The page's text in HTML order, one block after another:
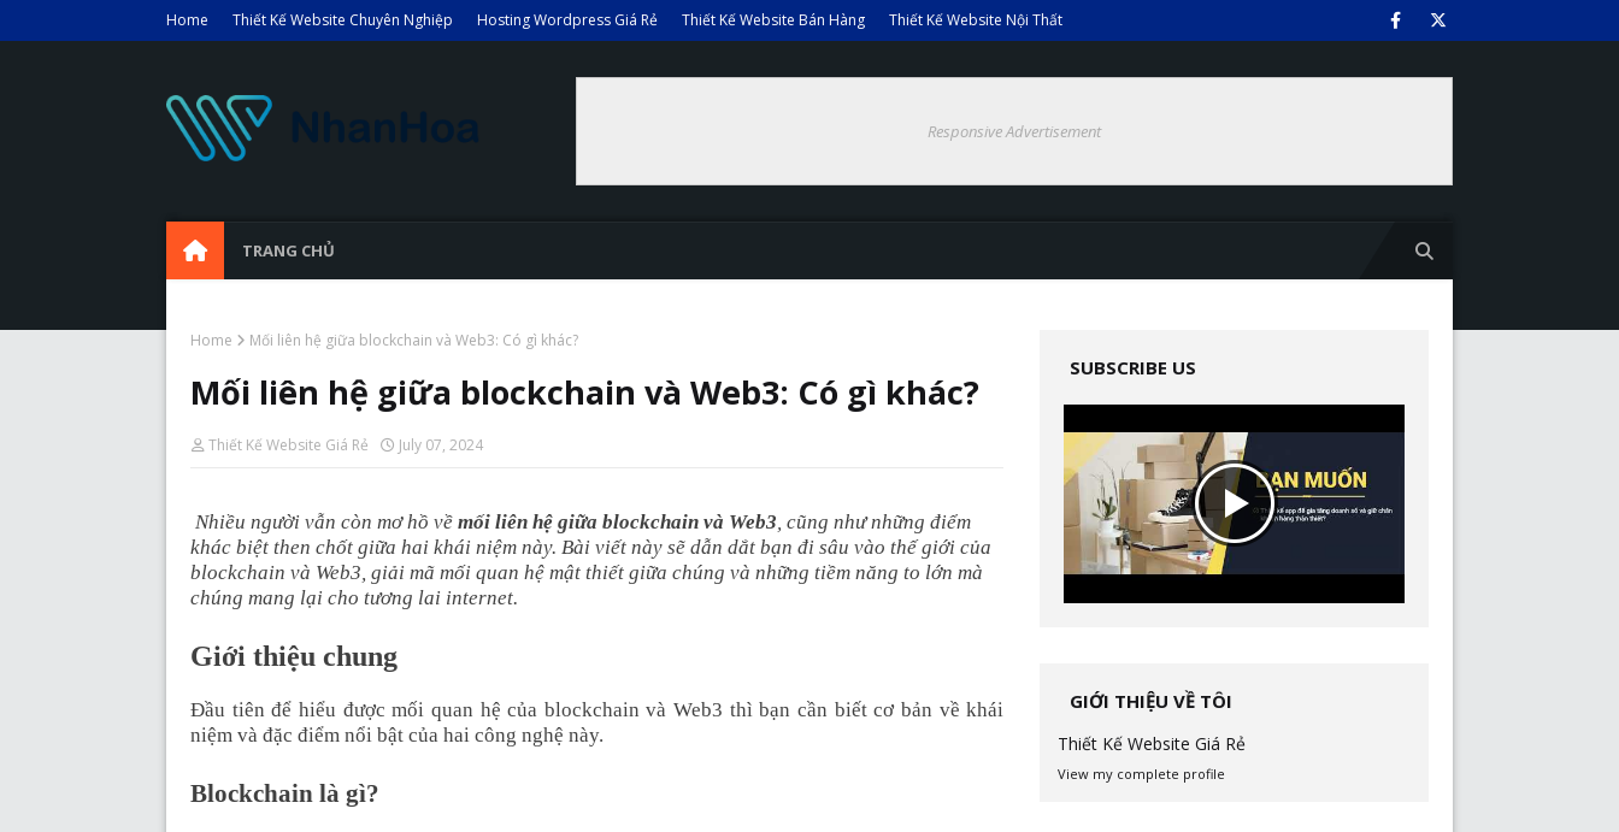
Home Thiết Kế Website Chuyên Nghiệp Hosting Wordpress Giá Rẻ Thiết Kế Website Bán Hàng Thiết Kế Website Nội Thất
Responsive Advertisement
TRANG CHỦ
Home Mối liên hệ giữa blockchain và Web3: Có gì khác?
Mối liên hệ giữa blockchain và Web3: Có gì khác?
Thiết Kế Website Giá Rẻ July 07, 2024
Nhiều người vẫn còn mơ hồ về mối liên hệ giữa blockchain và Web3, cũng như những điểm
khác biệt then chốt giữa hai khái niệm này. Bài viết này sẽ dẫn dắt bạn đi sâu vào thế giới của
blockchain và Web3, giải mã mối quan hệ mật thiết giữa chúng và những tiềm năng to lớn mà
chúng mang lại cho tương lai internet.
Giới thiệu chung
Đầu tiên để hiểu được mối quan hệ của blockchain và Web3 thì bạn cần biết cơ bản về khái
niệm và đặc điểm nổi bật của hai công nghệ này.
Blockchain là gì?
SUBSCRIBE US
GIỚI THIỆU VỀ TÔI
Thiết Kế Website Giá Rẻ
View my complete profile